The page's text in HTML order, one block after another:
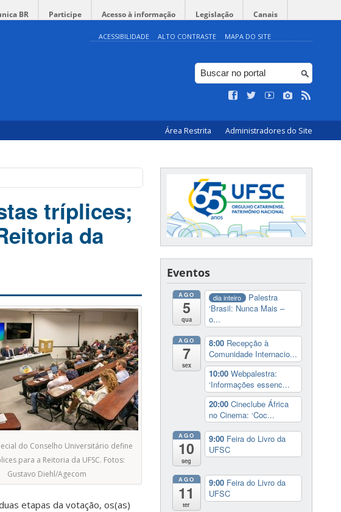
BR Participe Acesso à informação Legislação Canais
ACESSIBILIDADE ALTO CONTRASTE MAPA DO SITE
Área Restrita Administradores do Site
tríplices;
da
do Conselho Universitário define
para a Reitoria da UFSC. Fotos:
Gustavo Diehl/Agecom
etapas da votação, os(as)
Eventos
AGO
5
qua
dia inteiro
Palestra
‘Brasil: Nunca Mais –
o...
AGO
7
sex
8:00 Recepção à
Comunidade Internacio...
10:00 Webpalestra:
‘Informações essenc...
20:00 Cineclube África
no Cinema: ‘Coc...
AGO
10
seg
9:00 Feira do Livro da
UFSC
AGO
11
ter
9:00 Feira do Livro da
UFSC